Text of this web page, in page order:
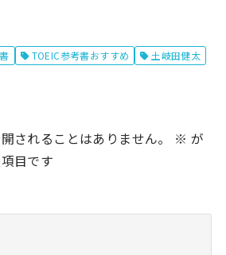
TOEIC参考書おすすめ 土岐田健太
されることはありません。 ※ が
目です